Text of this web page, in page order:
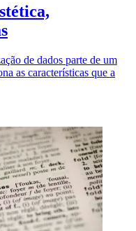
de dados parte de um
as características que a